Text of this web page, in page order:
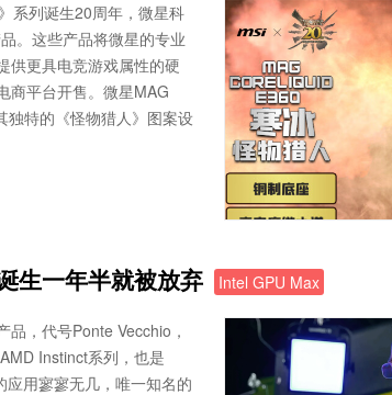
系列诞生20周年，微星科
。这些产品将微星的专业
供更具电竞游戏属性的硬
商平台开售。微星MAG
独特的《怪物猎人》图案设
生一年半就被放弃 Intel GPU Max
，代号Ponte Vecchio，
Instinct系列，也是
用寥寥无几，唯一知名的